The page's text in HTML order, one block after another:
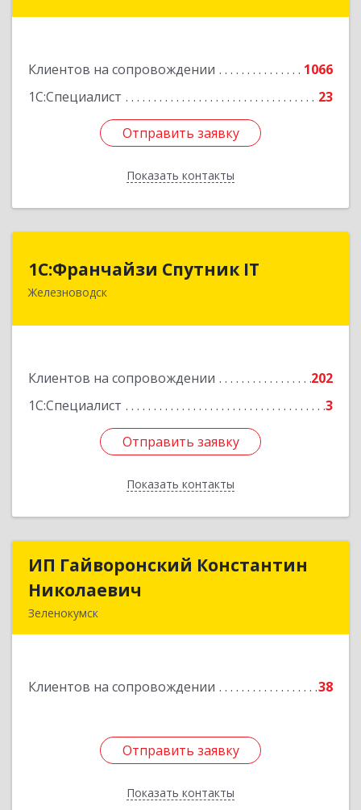
Клиентов на сопровождении
1066
1С:Специалист
23
Отправить заявку
Показать контакты
Отправить заявку
Назад
1С:Франчайзи Спутник IT
Железноводск
Клиентов на сопровождении
202
1С:Специалист
3
Отправить заявку
Показать контакты
1С:Франчайзи Спутник IT
357430, Ставропольский край, город-курорт
Подробнее
Отправить заявку
Назад
ИП Гайворонский Константин
Николаевич
Зеленокумск
Клиентов на сопровождении 38
Отправить заявку
Показать контакты
ИП Гайворонский Константин
Подробнее
Отправить заявку
Назад